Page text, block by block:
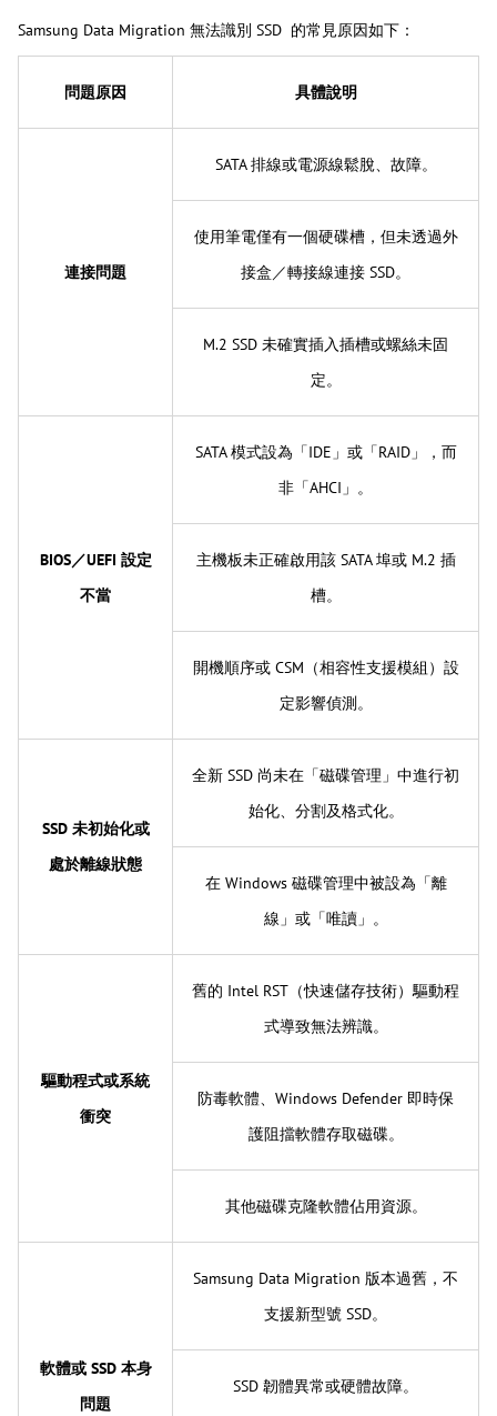
Samsung Data Migration 無法識別 SSD 的常見原因如下：
問題原因 具體說明
連接問題
SATA 排線或電源線鬆脫、故障。
使用筆電僅有一個硬碟槽，但未透過外
接盒／轉接線連接 SSD。
M.2 SSD 未確實插入插槽或螺絲未固
定。
BIOS／UEFI 設定
不當
SATA 模式設為「IDE」或「RAID」，而
非「AHCI」。
主機板未正確啟用該 SATA 埠或 M.2 插
槽。
開機順序或 CSM（相容性支援模組）設
定影響偵測。
SSD 未初始化或
處於離線狀態
全新 SSD 尚未在「磁碟管理」中進行初
始化、分割及格式化。
在 Windows 磁碟管理中被設為「離
線」或「唯讀」。
驅動程式或系統
衝突
舊的 Intel RST（快速儲存技術）驅動程
式導致無法辨識。
防毒軟體、Windows Defender 即時保
護阻擋軟體存取磁碟。
其他磁碟克隆軟體佔用資源。
軟體或 SSD 本身
問題
Samsung Data Migration 版本過舊，不
支援新型號 SSD。
SSD 韌體異常或硬體故障。